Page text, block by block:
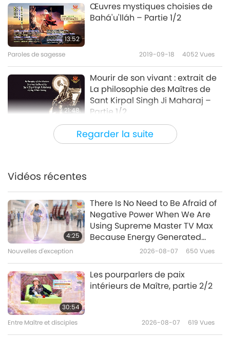
Regarder la suite
13:52
Œuvres mystiques choisies de
Bahá'u'lláh – Partie 1/2
Paroles de sagesse 2019-09-18 4052Vues
21:48
Mourir de son vivant : extrait de
La philosophie des Maîtres de
Sant Kirpal Singh Ji Maharaj –
Partie 1/2
Paroles de sagesse 2019-09-16
17:20
– Partie 1/2
15:08
Extrait de l’essai de Ralph
Waldo Emerson « Compter sur
soi »
14:01
Des extraits des enseignements
Vidéos récentes
4:25
There Is No Need to Be Afraid of
Negative Power When We Are
Using Supreme Master TV Max
Because Energy Generated
from It Is Far More Powerful than
Nouvelles d'exception 2026-08-07 650 Vues
30:54
Les pourparlers de paix
intérieurs de Maître, partie 2/2
Entre Maître et disciples 2026-08-07 619 Vues